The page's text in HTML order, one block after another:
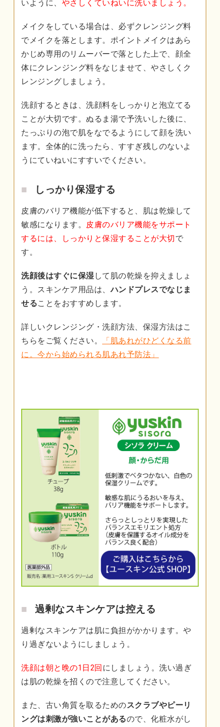
いように、 やさしくていねいに洗いましょう。
メイクをしている場合は、必ずクレンジング料
でメイクを落とします。ポイントメイクはあら
かじめ専用のリムーバーで落とした上で、顔全
体にクレンジング料をなじませて、やさしくク
レンジングしましょう。
洗顔するときは、洗顔料をしっかりと泡立てる
ことが大切です。ぬるま湯で予洗いした後に、
たっぷりの泡で肌をなでるようにして顔を洗い
ます。全体的に洗ったら、すすぎ残しのないよ
うにていねいにすすいでください。
しっかり保湿する
皮膚のバリア機能が低下すると、肌は乾燥して
敏感になります。 皮膚のバリア機能をサポート
するには、しっかりと保湿することが大切で
す。
洗顔後はすぐに保湿 して肌の乾燥を抑えましょ
う。スキンケア用品は、ハンドプレスでなじま
せることをおすすめします。
詳しいクレンジング・洗顔方法、保湿方法はこ
ちらをご覧ください。
「肌あれがひどくなる前
に。今から始められる肌あれ予防法」
過剰なスキンケアは控える
過剰なスキンケアは肌に負担がかかります。や
り過ぎないようにしましょう。
洗顔は朝と晩の1日2回にしましょう。洗い過ぎ
は肌の乾燥を招くので注意してください。
また、古い角質を取るためのスクラブやピーリ
ングは刺激が強いことがあるので、化粧水がし